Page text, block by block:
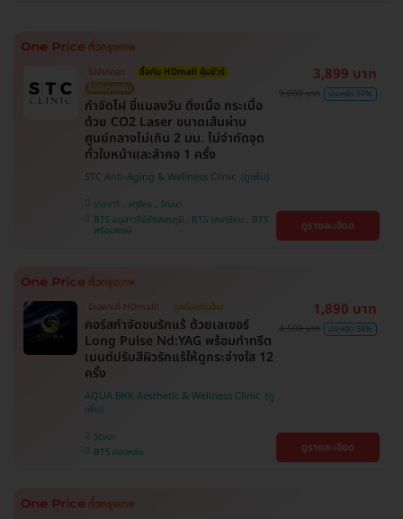
ไม่จำกัดจุด
ซื้อกับ HDmall คุ้มชัวร์
ไม่มีบวกเพิ่ม
กำจัดไฝ ขี้แมลงวัน ติ่งเนื้อ กระเนื้อ
ด้วย CO2 Laser ขนาดเส้นผ่าน
ศูนย์กลางไม่เกิน 2 มม. ไม่จำกัดจุด
ทั่วใบหน้าและลำคอ 1 ครั้ง
STC Anti-Aging & Wellness Clinic
ราชเทวี , จตุจักร , วัฒนา
BTS อนุสาวรีย์ชัยสมรภูมิ , BTS เสนานิคม , BTS
พร้อมพงษ์
3,899 บาท
9,000 บาท ประหยัด 57%
ดูรายละเอียด
มีเฉพาะที่ HDmall! ถูกที่สุดในเว็บ!
คอร์สกำจัดขนรักแร้ ด้วยเลเซอร์
Long Pulse Nd:YAG พร้อมทำทรีต
เมนต์ปรับสีผิวรักแร้ให้ดูกระจ่างใส 12
ครั้ง
AQUA BKK Aesthetic & Wellness Clinic
วัฒนา
BTS ทองหล่อ
1,890 บาท
4,500 บาท ประหยัด 58%
ดูรายละเอียด